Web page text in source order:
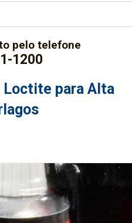
pelo telefone
1200
Loctite para Alta